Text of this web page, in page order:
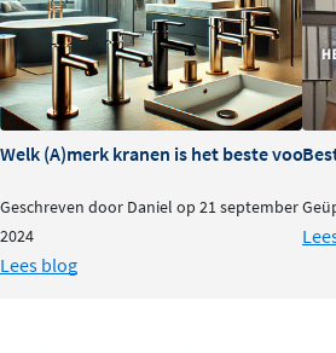
handdoucheset tot een tijdloze keuze
Maak je badkamer compleet met de
CB7501 handdoucheseten geniet
stijl en hoogwaardige kwaliteit.
Welk (A)merk kranen is het beste voor je
Geschreven door Daniel op 21 september
2024
Lees blog